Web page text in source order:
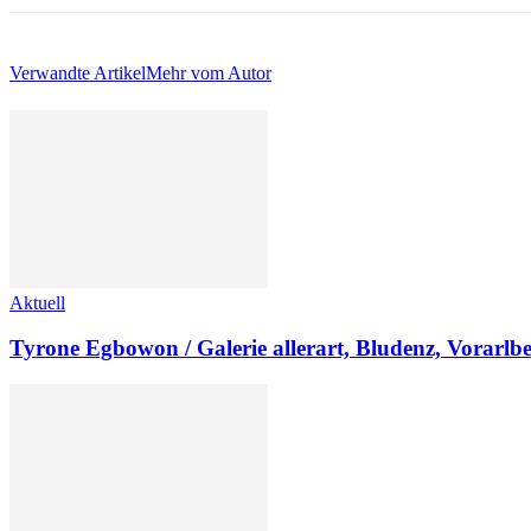
Verwandte ArtikelMehr vom Autor
Aktuell
Tyrone Egbowon / Galerie allerart, Bludenz,